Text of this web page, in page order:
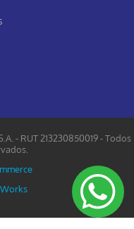
- RUT 213230850019 - Todos